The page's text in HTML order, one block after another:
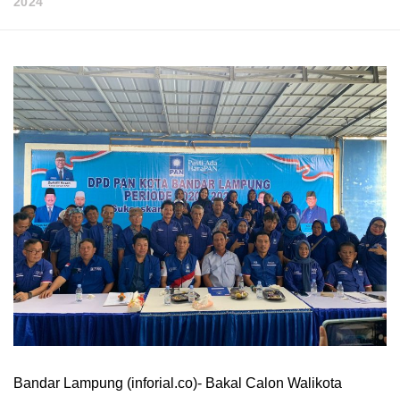
Bandar Lampung (inforial.co)- Bakal Calon Walikota